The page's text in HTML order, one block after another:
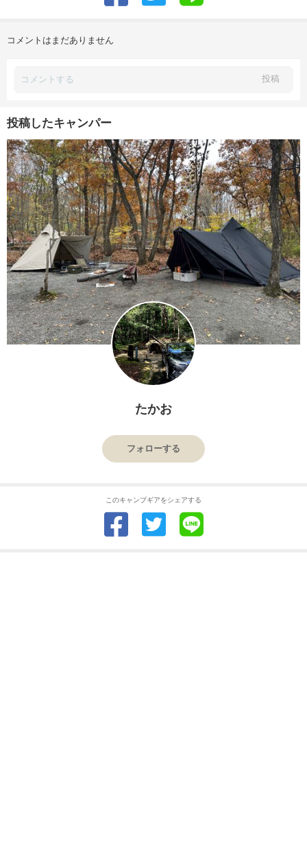
コメントはまだありません
投稿
投稿したキャンパー
たかお
フォローする
このキャンプギアをシェアする